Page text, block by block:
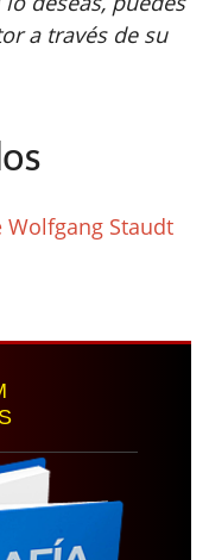
a través de su
Wolfgang Staudt